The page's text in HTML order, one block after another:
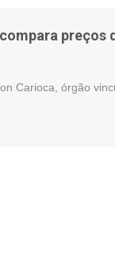
Carioca, órgão